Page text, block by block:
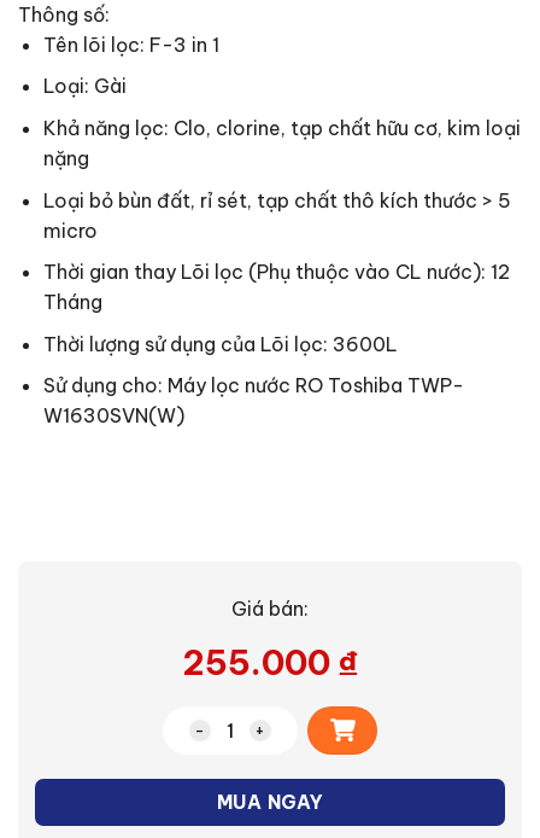
Thông số:
Tên lõi lọc: F-3 in 1
Loại: Gài
Khả năng lọc: Clo, clorine, tạp chất hữu cơ, kim loại
nặng
Loại bỏ bùn đất, rỉ sét, tạp chất thô kích thước > 5
micro
Thời gian thay Lõi lọc (Phụ thuộc vào CL nước): 12
Tháng
Thời lượng sử dụng của Lõi lọc: 3600L
Sử dụng cho: Máy lọc nước RO Toshiba TWP-
W1630SVN(W)
Giá bán:
255.000 ₫
Lõi lọc nước F-3 in 1 số lượng
MUA NGAY
Alternative: